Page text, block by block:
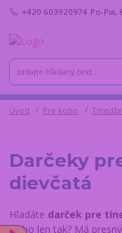
+420 603920974 Po-Pia,
Úvod Pre koho
Darčeky
dievčatá
Hľadáte darček pre
alebo len tak? Má